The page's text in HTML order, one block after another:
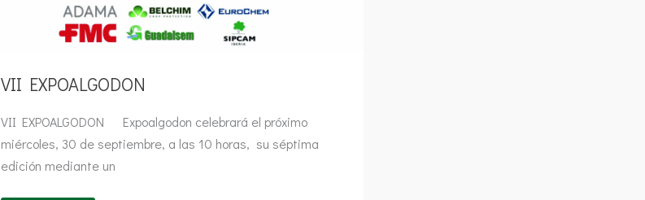
VII EXPOALGODON
VII EXPOALGODON Expoalgodon celebrará el próximo
miércoles, 30 de septiembre, a las 10 horas, su séptima
edición mediante un